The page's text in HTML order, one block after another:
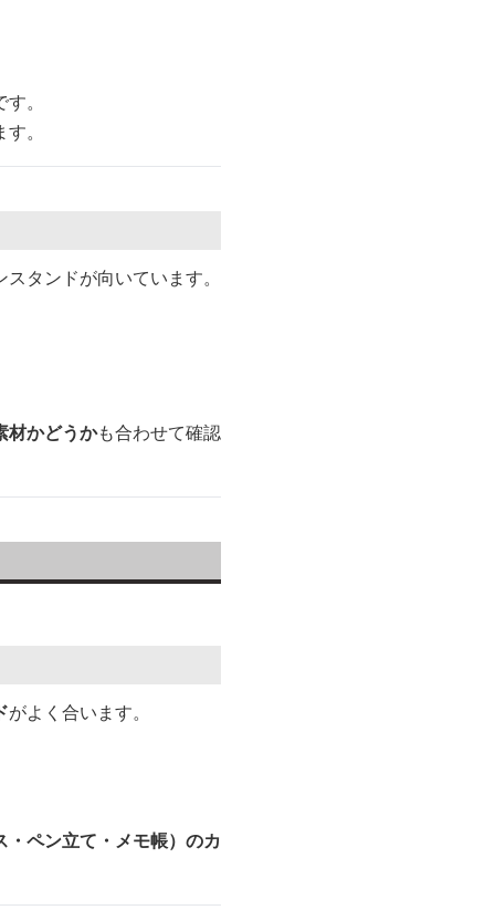
。
。
タンドが向いています。
材かどうかも合わせて確認
がよく合います。
・ペン立て・メモ帳）のカ